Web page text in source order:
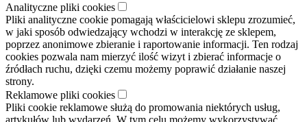
Analityczne pliki cookies
Pliki analityczne cookie pomagają właścicielowi sklepu zrozumieć,
w jaki sposób odwiedzający wchodzi w interakcję ze sklepem,
poprzez anonimowe zbieranie i raportowanie informacji. Ten rodzaj
cookies pozwala nam mierzyć ilość wizyt i zbierać informacje o
źródłach ruchu, dzięki czemu możemy poprawić działanie naszej
strony.
Reklamowe pliki cookies
Pliki cookie reklamowe służą do promowania niektórych usług,
artykułów lub wydarzeń. W tym celu możemy wykorzystywać